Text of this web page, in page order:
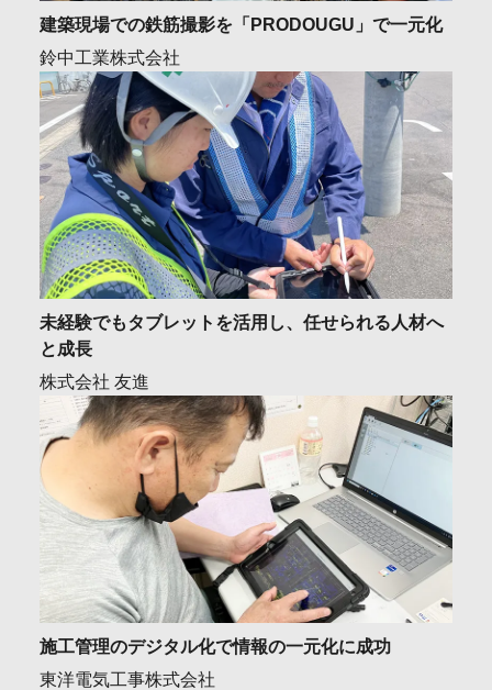
建築現場での鉄筋撮影を「PRODOUGU」で一元化
鈴中工業株式会社
未経験でもタブレットを活用し、任せられる人材へ
と成長
株式会社 友進
施工管理のデジタル化で情報の一元化に成功
東洋電気工事株式会社